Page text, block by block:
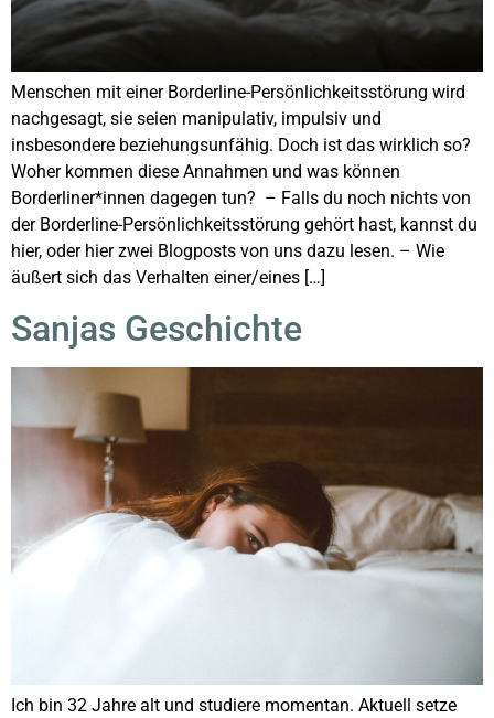
Menschen mit einer Borderline-Persönlichkeitsstörung wird
nachgesagt, sie seien manipulativ, impulsiv und
insbesondere beziehungsunfähig. Doch ist das wirklich so?
Woher kommen diese Annahmen und was können
Borderliner*innen dagegen tun? – Falls du noch nichts von
der Borderline-Persönlichkeitsstörung gehört hast, kannst du
hier, oder hier zwei Blogposts von uns dazu lesen. – Wie
äußert sich das Verhalten einer/eines […]
Sanjas Geschichte
Ich bin 32 Jahre alt und studiere momentan. Aktuell setze